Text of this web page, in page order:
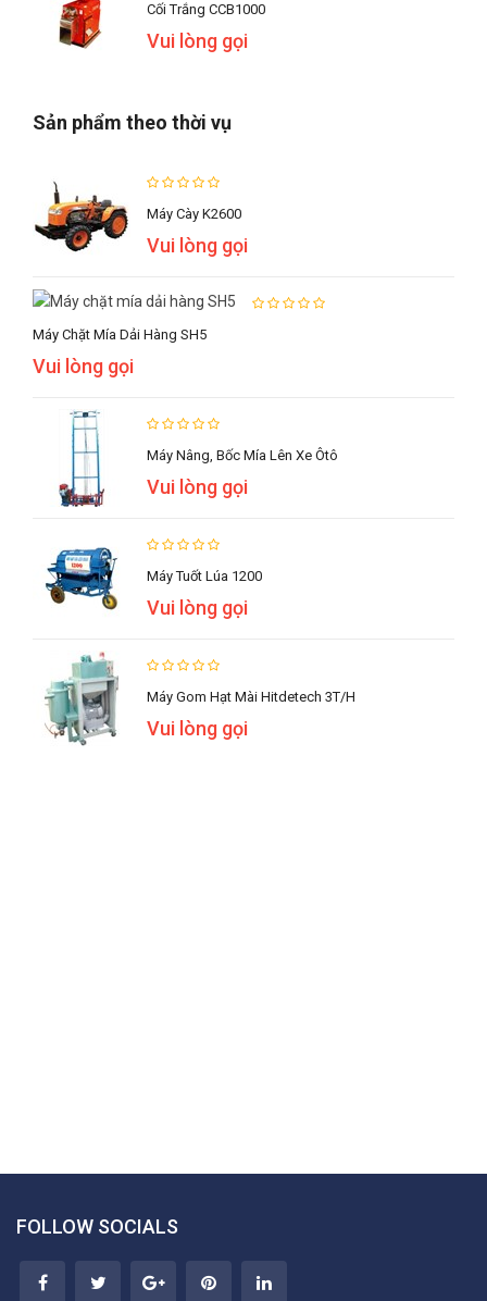
Cối Trắng CCB1000
Vui lòng gọi
Sản phẩm theo thời vụ
Máy Cày K2600
Vui lòng gọi
Máy Chặt Mía Dải Hàng SH5
Vui lòng gọi
Máy Nâng, Bốc Mía Lên Xe Ôtô
Vui lòng gọi
Máy Tuốt Lúa 1200
Vui lòng gọi
Máy Gom Hạt Mài Hitdetech 3T/h
Vui lòng gọi
FOLLOW SOCIALS